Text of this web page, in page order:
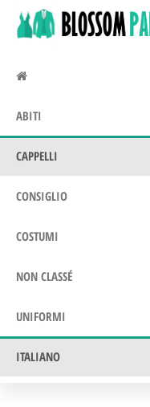
Salta
contenuto
ABITI
CAPPELLI
CONSIGLIO
COSTUMI
NON CLASSÉ
UNIFORMI
ITALIANO